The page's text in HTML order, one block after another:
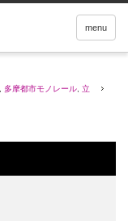
menu
多摩都市モノレール 立